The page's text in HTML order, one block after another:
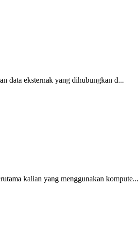
data eksternak yang dihubungkan d...
kalian yang menggunakan kompute...